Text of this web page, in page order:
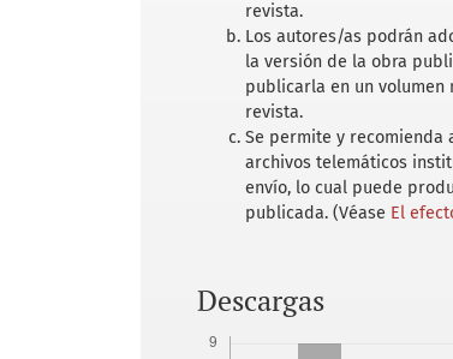
revista.
Los autores/as podrán
la versión de la obra
publicarla en un volumen
revista.
Se permite y recomienda
archivos telemáticos
envío, lo cual puede
publicada. (Véase El
Descargas